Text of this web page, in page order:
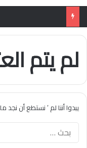
لم يتم
يبدوا أننا لم ’ نستطع أن